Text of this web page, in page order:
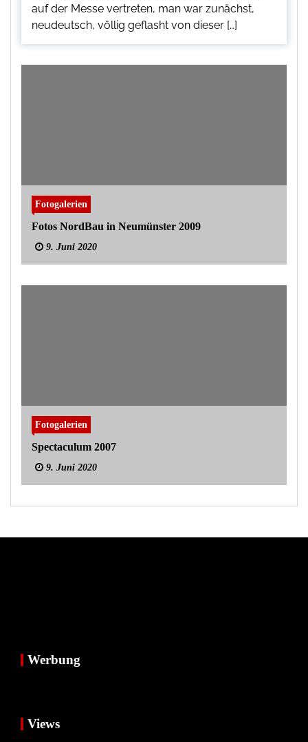
auf der Messe vertreten, man war zunächst,
neudeutsch, völlig geflasht von dieser […]
Fotogalerien
Fotos NordBau in Neumünster 2009
9. Juni 2020
Fotogalerien
Spectaculum 2007
9. Juni 2020
Werbung
Views